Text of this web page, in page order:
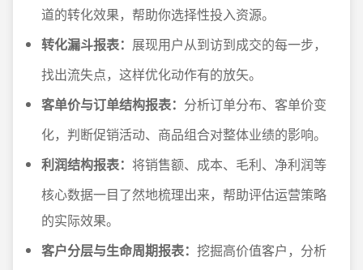
道的转化效果，帮助你选择性投入资源。
转化漏斗报表： 展现用户从到访到成交的每一步，
找出流失点，这样优化动作有的放矢。
客单价与订单结构报表： 分析订单分布、客单价变
化，判断促销活动、商品组合对整体业绩的影响。
利润结构报表： 将销售额、成本、毛利、净利润等
核心数据一目了然地梳理出来，帮助评估运营策略
的实际效果。
客户分层与生命周期报表： 挖掘高价值客户，分析